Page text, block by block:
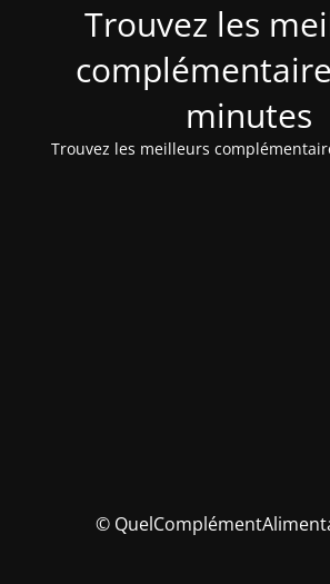
Trouvez les
minutes
Trouvez les meilleurs
©